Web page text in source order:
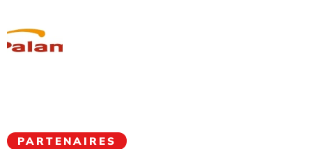
PARTENAIRES